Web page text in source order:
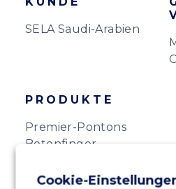
SELA Saudi-Arabien
PRODUKTE
Premier-Pontons
Betonfinger
Cookie-